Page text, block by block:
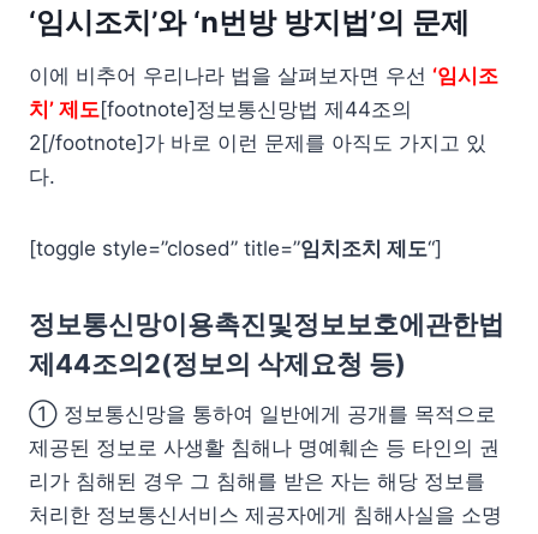
‘임시조치’와 ‘n번방 방지법’의 문제
이에 비추어 우리나라 법을 살펴보자면 우선 ‘임시조
치’ 제도[footnote]정보통신망법 제44조의
2[/footnote]가 바로 이런 문제를 아직도 가지고 있
다.
[toggle style=”closed” title=”임치조치 제도“]
정보통신망이용촉진및정보보호에관한법
제44조의2(정보의 삭제요청 등)
① 정보통신망을 통하여 일반에게 공개를 목적으로
제공된 정보로 사생활 침해나 명예훼손 등 타인의 권
리가 침해된 경우 그 침해를 받은 자는 해당 정보를
처리한 정보통신서비스 제공자에게 침해사실을 소명